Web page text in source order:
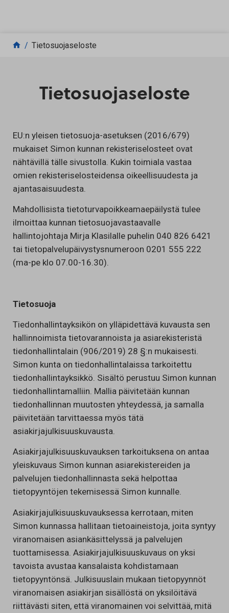
Siirry sisältöön
Tietosuojaseloste
Tietosuojaseloste
EU:n yleisen tietosuoja-asetuksen (2016/679)
mukaiset Simon kunnan rekisteriselosteet ovat
nähtävillä tälle sivustolla. Kukin toimiala vastaa
omien rekisteriselosteidensa oikeellisuudesta ja
ajantasaisuudesta.
Mahdollisista tietoturvapoikkeamaepäilystä tulee
ilmoittaa kunnan tietosuojavastaavalle
hallintojohtaja Mirja Klasilalle puhelin 040 826 6421
tai tietopalvelupäivystysnumeroon 0201 555 222
(ma-pe klo 07.00-16.30).
Tietosuoja
Tiedonhallintayksikön on ylläpidettävä kuvausta sen
hallinnoimista tietovarannoista ja asiarekisteristä
tiedonhallintalain (906/2019) 28 §:n mukaisesti.
Simon kunta on tiedonhallintalaissa tarkoitettu
tiedonhallintayksikkö. Sisältö perustuu Simon kunnan
tiedonhallintamalliin. Mallia päivitetään kunnan
tiedonhallinnan muutosten yhteydessä, ja samalla
päivitetään tarvittaessa myös tätä
asiakirjajulkisuuskuvausta.
Asiakirjajulkisuuskuvauksen tarkoituksena on antaa
yleiskuvaus Simon kunnan asiarekistereiden ja
palvelujen tiedonhallinnasta sekä helpottaa
tietopyyntöjen tekemisessä Simon kunnalle.
Asiakirjajulkisuuskuvauksessa kerrotaan, miten
Simon kunnassa hallitaan tietoaineistoja, joita syntyy
viranomaisen asiankäsittelyssä ja palvelujen
tuottamisessa. Asiakirjajulkisuuskuvaus on yksi
tavoista avustaa kansalaista kohdistamaan
tietopyyntönsä. Julkisuuslain mukaan tietopyynnöt
viranomaisen asiakirjan sisällöstä on yksilöitävä
riittävästi siten, että viranomainen voi selvittää, mitä